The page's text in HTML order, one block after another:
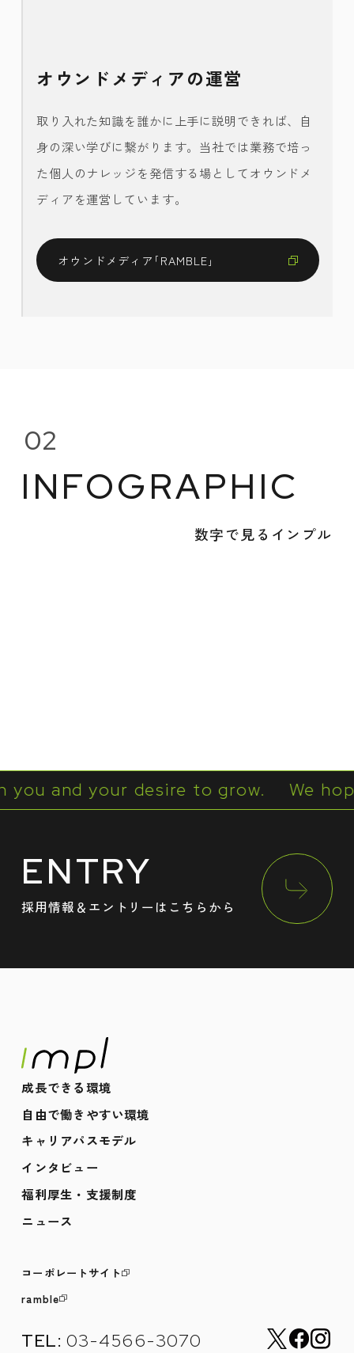
オウンドメディアの運営
取り入れた知識を誰かに上手に説明できれば、自
身の深い学びに繋がります。当社では業務で培っ
た個人のナレッジを発信する場としてオウンドメ
ディアを運営しています。
オウンドメディア｢RAMBLE｣
02
INFOGRAPHIC
数字で見るインプル
your desire to grow. We hope to
ENTRY
採用情報＆エントリーはこちらから
成長できる環境
自由で働きやすい環境
キャリアパスモデル
インタビュー
福利厚生・支援制度
ニュース
コーポレートサイト
ramble
TEL: 03-4566-3070